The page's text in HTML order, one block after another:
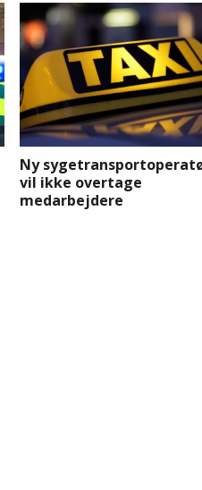
Ny
vil ikke overtage
medarbejdere